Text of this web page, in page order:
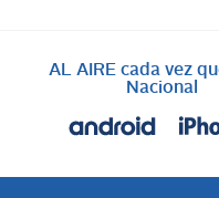
AL AIRE cada vez
Nacional